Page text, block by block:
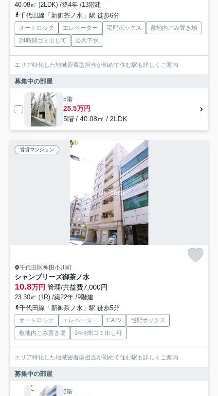
40.08㎡ (2LDK) /築4年 /13階建
千代田線「新御茶ノ水」駅 徒歩6分
オートロック エレベーター 宅配ボックス
敷地内ごみ置き場
24時間ゴミ出し可
公共下水
エリア特化した地域密着型担当が初めて住む駅も詳しくご案内
募集中の部屋
5階
25.5万円
5階 / 40.08㎡ / 2LDK
賃貸マンション
千代田区神田小川町
シャンブリーズ御茶ノ水
10.8万円 管理/共益費7,000円
23.30㎡ (1R) /築22年 /9階建
千代田線「新御茶ノ水」駅 徒歩5分
オートロック エレベーター CATV
宅配ボックス
敷地内ごみ置き場
24時間ゴミ出し可
エリア特化した地域密着型担当が初めて住む駅も詳しくご案内
募集中の部屋
5階